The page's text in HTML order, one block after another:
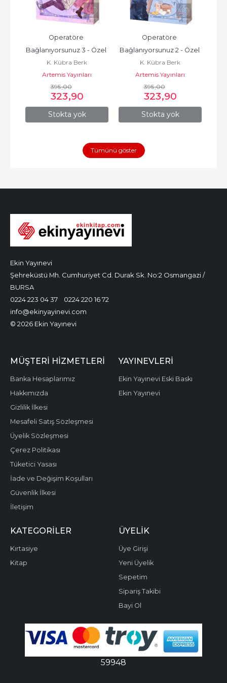
Stokta yok
Operatöre
Bağlanıyorsunuz 3 - Özel
Baskı
K. Kübra Berk
Artemis Yayınları
395,00
323,90
Stokta yok
Operatöre
Bağlanıyorsunuz 2 - Özel
Baskı
K. Kübra Berk
Artemis Yayınları
395,00
323,90
Tümünü göster
Ekin Yayınevi
Şehreküstü Mh. Cumhuriyet Cd. Durak Sk. No:2 Osmangazi /
BURSA
0224 223 04 37
0224 220 16 72
info@ekinyayinevi.com
© 2026 Ekin Yayınevi
MÜŞTERI HIZMETLERI
Banka Hesaplarımız
Hakkımızda
Gizlilik İlkesi
Mesafeli Satış Sözleşmesi
Üyelik Sözleşmesi
Çerez Politikası
Tüketici Yasası
İade ve Değişim Koşulları
Güvenlik İlkesi
İletişim
YAYINEVLERI
Ekin Yayınevi Eski Baskı
Ekin Yayınevi
KATEGORILER
Kırtasiye
Kitap
ÜYELIK
Üye Girişi
Yeni Üyelik
Sepetim
Sipariş Takibi
Bayi Ol
59948